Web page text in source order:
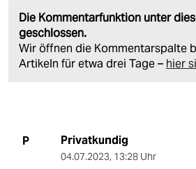
Die Kommentarfunktion unter
geschlossen.
Wir öffnen die Kommentarspalte
Artikeln für etwa drei Tage – hier
P Privatkundig
04.07.2023, 13:28 Uhr